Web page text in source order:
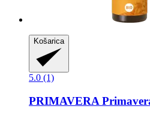
Košarica
5.0 (1)
PRIMAVERA